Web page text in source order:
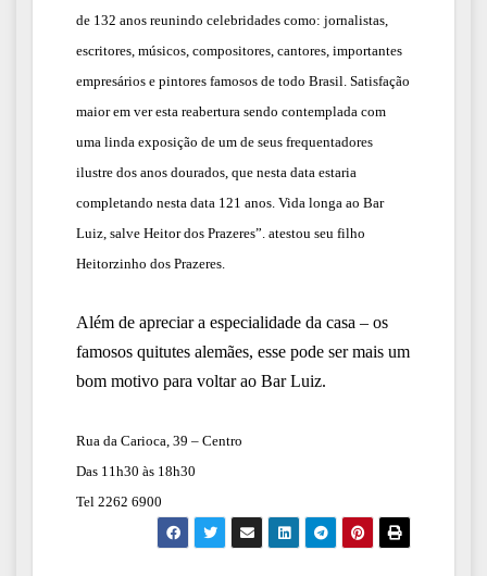
de 132 anos reunindo celebridades como: jornalistas,
escritores, músicos, compositores, cantores, importantes
empresários e pintores famosos de todo Brasil. Satisfação
maior em ver esta reabertura sendo contemplada com
uma linda exposição de um de seus frequentadores
ilustre dos anos dourados, que nesta data estaria
completando nesta data 121 anos. Vida longa ao Bar
Luiz, salve Heitor dos Prazeres”. atestou seu filho
Heitorzinho dos Prazeres.
Além de apreciar a especialidade da casa – os
famosos quitutes alemães, esse pode ser mais um
bom motivo para voltar ao Bar Luiz.
Rua da Carioca, 39 – Centro
Das 11h30 às 18h30
Tel 2262 6900